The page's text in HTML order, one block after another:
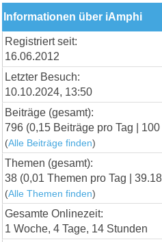
Informationen über iAmphi
Registriert seit:
16.06.2012
Letzter Besuch:
10.10.2024, 13:50
Beiträge (gesamt):
796 (0,15 Beiträge pro Tag |
(Alle Beiträge finden)
Themen (gesamt):
38 (0,01 Themen pro Tag |
(Alle Themen finden)
Gesamte Onlinezeit:
1 Woche, 4 Tage, 14 Stunden